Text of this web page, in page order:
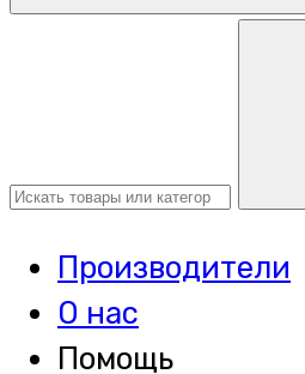
Производители
О нас
Помощь